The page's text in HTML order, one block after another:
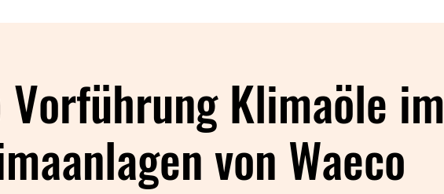
Vorführung Klimaöle im
von Waeco